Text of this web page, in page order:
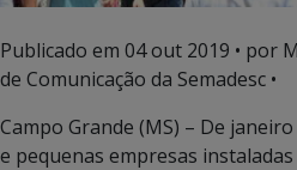
Publicado em 04 out 2019 • por
de Comunicação da Semadesc •
Campo Grande (MS) – De
e pequenas empresas